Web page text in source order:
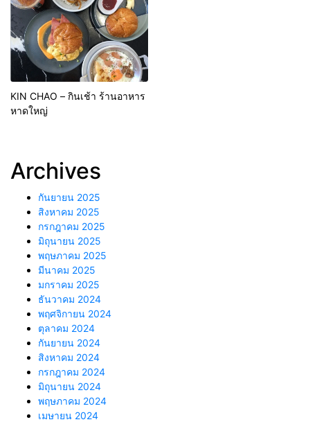
KIN CHAO – กินเช้า ร้านอาหาร
หาดใหญ่
Archives
กันยายน 2025
สิงหาคม 2025
กรกฎาคม 2025
มิถุนายน 2025
พฤษภาคม 2025
มีนาคม 2025
มกราคม 2025
ธันวาคม 2024
พฤศจิกายน 2024
ตุลาคม 2024
กันยายน 2024
สิงหาคม 2024
กรกฎาคม 2024
มิถุนายน 2024
พฤษภาคม 2024
เมษายน 2024